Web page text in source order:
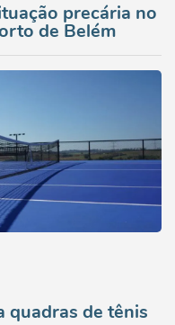
precária no
de Belém
quadras de tênis